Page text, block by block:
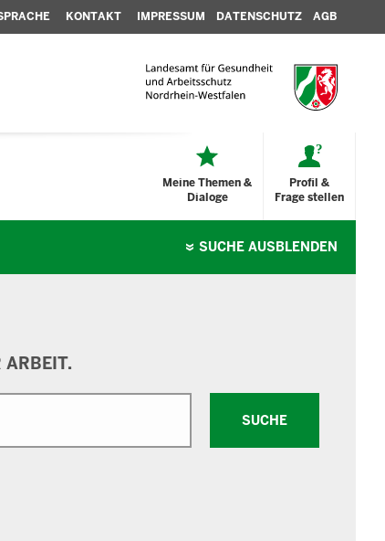
KONTAKT IMPRESSUM DATENSCHUTZ AGB
Profil &
Frage stellen
Meine Themen &
Dialoge
SUCHE AUSBLENDEN
ARBEIT.
SUCHE